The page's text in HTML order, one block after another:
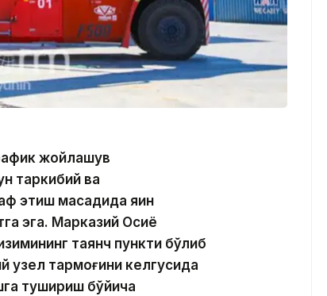
жойлашув
таркибий ва
этиш мақсадида яқин
эга. Марказий Осиё
таянч пункти бўлиб
узел тармоғини келгусида
тушириш бўйича